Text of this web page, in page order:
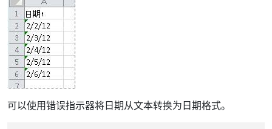
可以使用错误指示器将日期从文本转换为日期格式。